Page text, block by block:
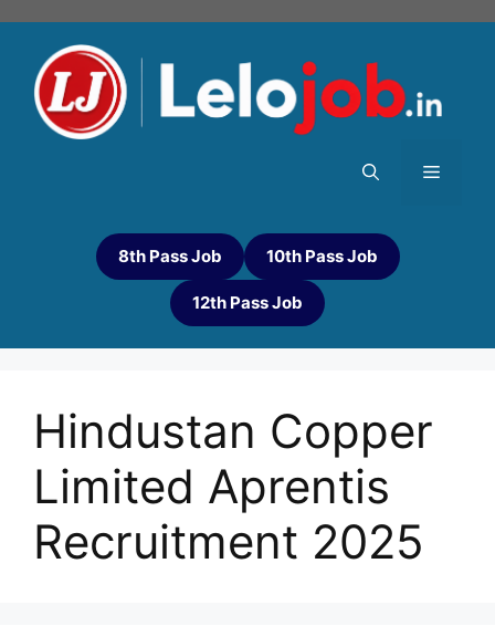
8th Pass Job 10th Pass Job
12th Pass Job
Hindustan Copper
Limited Aprentis
Recruitment 2025